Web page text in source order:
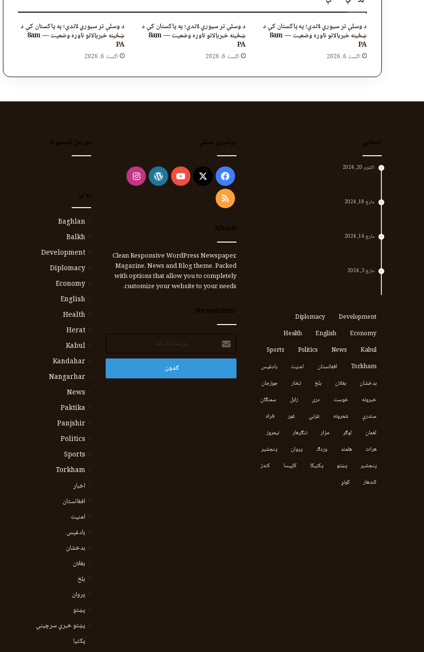
د وسلې تر سیوري لاندې؛ په پاکستان کې د
ښځینه خبریالانو ناوړه وضعیت — 8am
PA
اگست 6, 2026
د وسلې تر سیوري لاندې؛ په پاکستان کې د
ښځینه خبریالانو ناوړه وضعیت — 8am
PA
اگست 6, 2026
د وسلې تر سیوري لاندې؛ په پاکستان کې د
ښځینه خبریالانو ناوړه وضعیت — 8am
PA
اگست 6, 2026
انتخابي
اکتوبر 20, 2024
مارچ 18, 2024
مارچ 16, 2024
مارچ 3, 2024
Development
Diplomacy
Economy
English
Health
Kabul
News
Politics
Sports
Torkham
افغانستان امنیت
بادغیس
بدخشان
بغلان بلخ تخار
جوزجان
خبرونه
خوست دری زابل
سمنګان
سندرې
شعرونه غزني غور
فراه
لغمان
لوګر مزار ننګرهار
نیمروز
هرات
هلمند وردګ پروان
پنجشیر
پنجشېر
پښتو پکتیکا کاپیسا
کندز
کندهار
کونړ
ټولنیزې شبکې
Facebook
X
YouTube
WordPress
Instagram
RSS
About
Clean Responsive WordPress Newspaper,
Magazine, News and Blog theme. Packed
with options that allow you to completely
customize your website to your needs.
Newsletter
برېښنالیک
پته
بورجل فیسبوک
ټولي
Baghlan
Balkh
Development
Diplomacy
Economy
English
Health
Herat
Kabul
Kandahar
Nangarhar
News
Paktika
Panjshir
Politics
Sports
Torkham
اخبار
افغانستان
امنیت
بادغیس
بدخشان
بغلان
بلخ
پروان
پښتو
پښتو خبري سرچينې
پکتيا